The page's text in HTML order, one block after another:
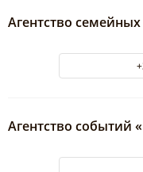
Агентство
Агентство событий